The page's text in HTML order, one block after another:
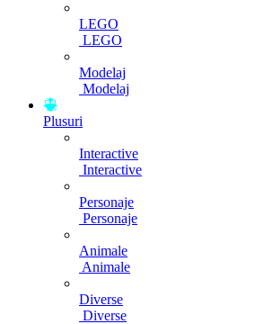
LEGO
LEGO
Modelaj
Modelaj
Plusuri
Interactive
Interactive
Personaje
Personaje
Animale
Animale
Diverse
Diverse